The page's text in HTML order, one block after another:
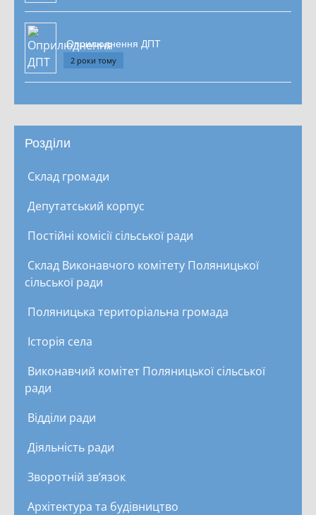
Оприлюднення ДПТ
2 роки тому
Розділи
Склад громади
Депутатський корпус
Постійні комісії сільської ради
Склад Виконавчого комітету Поляницької
сільської ради
Поляницька територіальна громада
Історія села
Виконавчий комітет Поляницької сільської
ради
Відділи ради
Діяльність ради
Зворотній зв’язок
Архітектура та будівництво